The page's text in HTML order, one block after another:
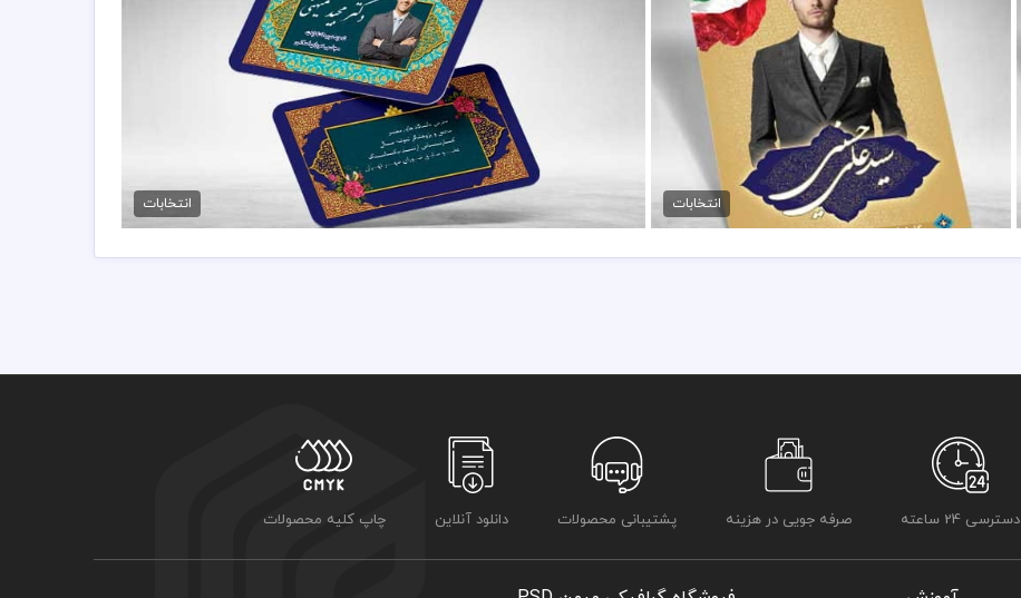
پوستر نامزد انتخابات مجلس
99,000 تومان
انتخابات
طرح کارت ویزیت انتخابات لایه باز
99,000 تومان
انتخابات
دسترسی 24 ساعته صرفه جویی در هزینه پشتیبانی محصولات دانلود آنلاین چاپ کلیه محصولات